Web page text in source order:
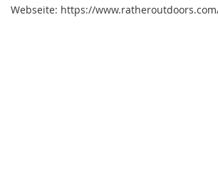
Webseite: https://